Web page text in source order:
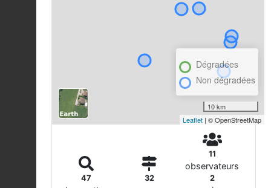
Dégradées
Non dégradées
10 km
Leaflet | © OpenStreetMap
47 32
11
observateurs
2